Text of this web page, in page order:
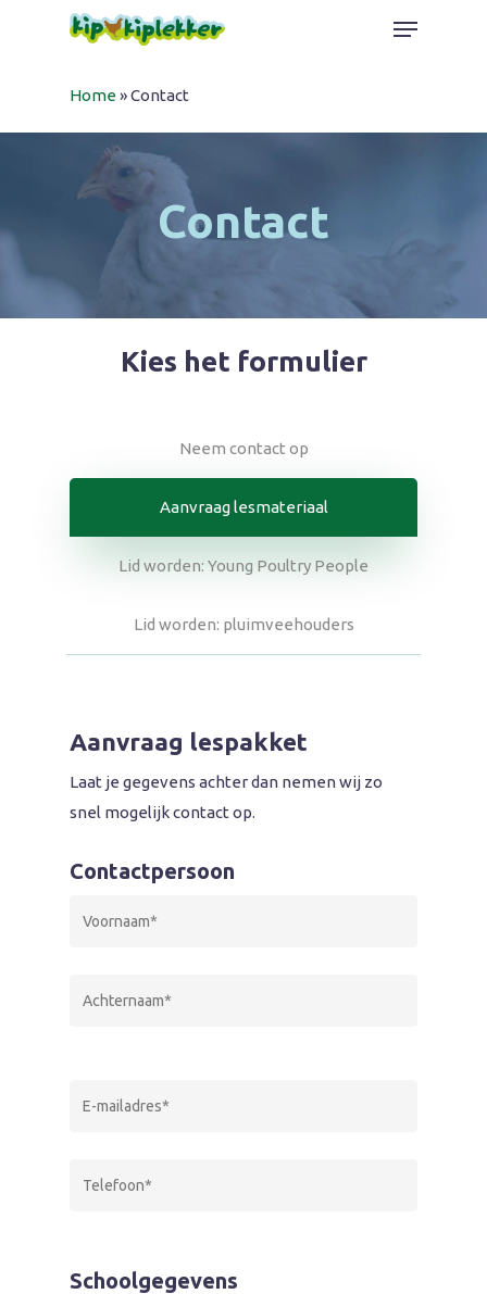
Menu
Home»Contact
Contact
Kies het formulier
Neem contact op
Aanvraag lesmateriaal
Lid worden: Young Poultry People
Lid worden: pluimveehouders
Aanvraag lespakket
Laat je gegevens achter dan nemen wij zo
snel mogelijk contact op.
Contactpersoon
Schoolgegevens